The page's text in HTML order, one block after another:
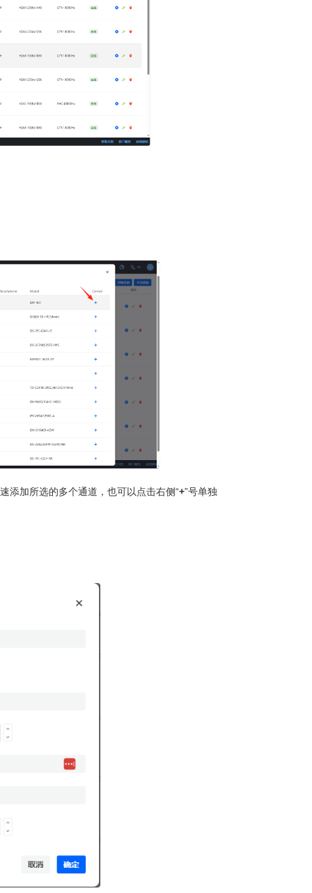
添加所选的多个通道，也可以点击右侧“+”号单独